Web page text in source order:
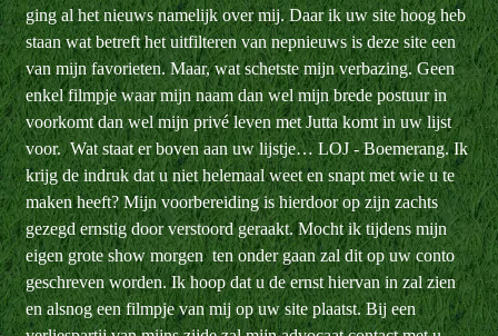
ging al het nieuws namelijk over mij. Daar ik uw site hoog heb
staan wat betreft het uitfilteren van nepnieuws is deze site een
van mijn favorieten. Maar, wat schetste mijn verbazing. Geen
enkel filmpje waar mijn naam dan wel mijn brede postuur in
voorkomt dan wel mijn privé leven met Jutta komt in uw lijst
voor. Wat staat er boven aan uw lijstje… LOJ - Boemerang. Ik
krijg de indruk dat u niet helemaal weet en snapt met wie u te
maken heeft? Mijn voorbereiding is hierdoor op zijn zachts
gezegd ernstig door verstoord geraakt. Mocht ik tijdens mijn
eigen grote show morgen ten onder gaan zal dit op uw conto
geschreven worden. Ik hoop dat u de ernst hiervan in zal zien
en alsnog een filmpje van mij op uw site plaatst. Bij een